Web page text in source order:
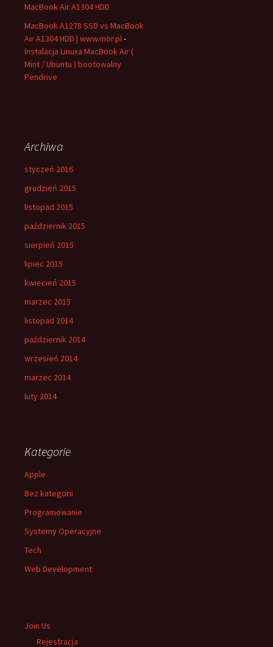
MacBook Air A1304 HDD
MacBook A1278 SSD vs MacBook
Air A1304 HDD | www.mor.pl-
Instalacja Linuxa MacBook Air (
Mint / Ubuntu ) bootowalny
Pendrive
Archiwa
styczeń 2016
grudzień 2015
listopad 2015
październik 2015
sierpień 2015
lipiec 2015
kwiecień 2015
marzec 2015
listopad 2014
październik 2014
wrzesień 2014
marzec 2014
luty 2014
Kategorie
Apple
Bez kategorii
Programowanie
Systemy Operacyjne
Tech
Web Development
Join Us
Rejestracja